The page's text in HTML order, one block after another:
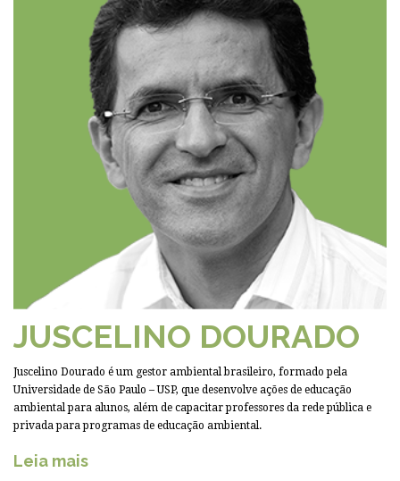
JUSCELINO DOURADO
Juscelino Dourado é um gestor ambiental brasileiro, formado pela
Universidade de São Paulo – USP, que desenvolve ações de educação
ambiental para alunos, além de capacitar professores da rede pública e
privada para programas de educação ambiental.
Leia mais